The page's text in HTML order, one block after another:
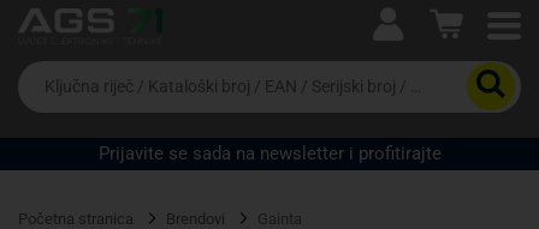
Ova postavka prilagođava asortiman proizvoda i
cijene vašim potrebama.
Da
biste
potražili
proizvod,
unesite
riječ,
Prijavite se sada na newsletter i profitirajte
Početna stranica Brendovi Gainta